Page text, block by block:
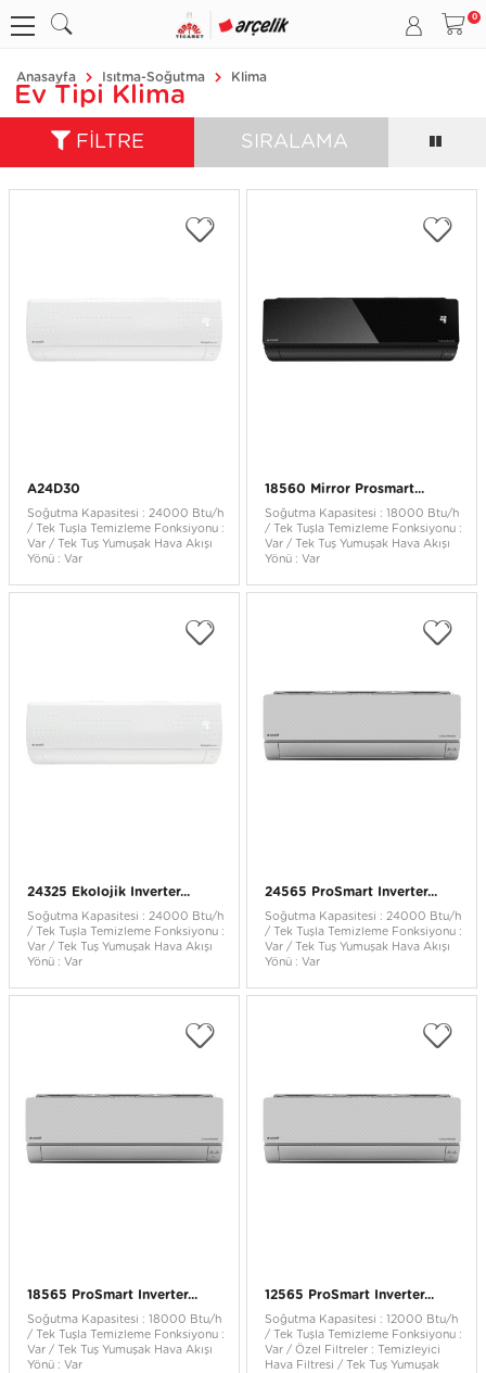
Anasayfa Isıtma-Soğutma Klima
Ev Tipi Klima
FİLTRE SIRALAMA
A24D30
Soğutma Kapasitesi : 24000 Btu/h
/ Tek Tuşla Temizleme Fonksiyonu :
Var / Tek Tuş Yumuşak Hava Akışı
Yönü : Var
18560 Mirror Prosmart...
Soğutma Kapasitesi : 18000 Btu/h
/ Tek Tuşla Temizleme Fonksiyonu :
Var / Tek Tuş Yumuşak Hava Akışı
Yönü : Var
24325 Ekolojik Inverter...
Soğutma Kapasitesi : 24000 Btu/h
/ Tek Tuşla Temizleme Fonksiyonu :
Var / Tek Tuş Yumuşak Hava Akışı
Yönü : Var
24565 ProSmart Inverter...
Soğutma Kapasitesi : 24000 Btu/h
/ Tek Tuşla Temizleme Fonksiyonu :
Var / Tek Tuş Yumuşak Hava Akışı
Yönü : Var
18565 ProSmart Inverter...
Soğutma Kapasitesi : 18000 Btu/h
/ Tek Tuşla Temizleme Fonksiyonu :
Var / Tek Tuş Yumuşak Hava Akışı
Yönü : Var
12565 ProSmart Inverter...
Soğutma Kapasitesi : 12000 Btu/h
/ Tek Tuşla Temizleme Fonksiyonu :
Var / Özel Filtreler : Temizleyici
Hava Filtresi / Tek Tuş Yumuşak